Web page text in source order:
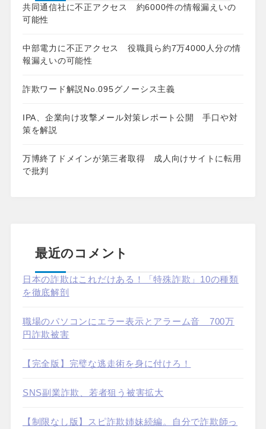
共同通信社に不正アクセス 約6000件の情報漏えいの
可能性
中部電力に不正アクセス 役職員ら約7万4000人分の情
報漏えいの可能性
詐欺ワード解説No.095グノーシス主義
IPA、企業向け攻撃メール対策レポート公開 手口や対
策を解説
万博終了ドメインが第三者取得 成人向けサイトに転用
で批判
最近のコメント
日本の詐欺はこれだけある！「特殊詐欺」10の種類
を徹底解剖
職場のパソコンにエラー表示とアラーム音 700万
円詐欺被害
【完全版】完璧な逃走術を身に付けろ！
SNS副業詐欺、若者狙う被害拡大
【制限なし版】スピ詐欺姉妹続編。自分で詐欺師っ